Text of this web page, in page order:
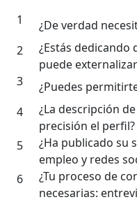
1
¿De verdad
2
¿Estás dedicando
puede
3
¿Puedes
4
¿La descripción
precisión el perfil?
5
¿Ha publicado su
empleo y redes
6
¿Tu proceso de
necesarias: